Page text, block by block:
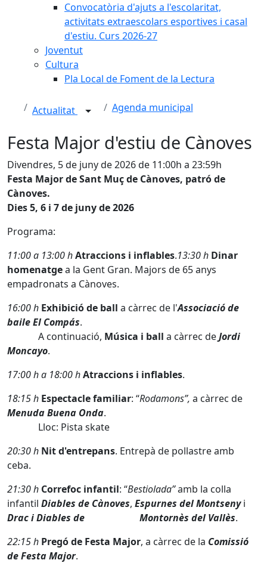
Convocatòria d'ajuts a l'escolaritat,
activitats extraescolars esportives i casal
d'estiu. Curs 2026-27
Joventut
Cultura
Pla Local de Foment de la Lectura
Actualitat Agenda municipal
Festa Major d'estiu de Cànoves
Divendres, 5 de juny de 2026 de 11:00h a 23:59h
Festa Major de Sant Muç de Cànoves, patró de
Cànoves.
Dies 5, 6 i 7 de juny de 2026
Programa:
11:00 a 13:00 hAtraccions i inflables.13:30 h Dinar
homenatgea la Gent Gran. Majors de 65 anys
empadronats a Cànoves.
16:00 h Exhibició de ball a càrrec de l'Associació de
baileEl Compás.
A continuació, Música i ball a càrrec deJordi
Moncayo.
17:00 h a 18:00 hAtraccions i inflables.
18:15 h Espectacle familiar: “Rodamons”, a càrrec de
Menuda Buena Onda.
Lloc: Pista skate
20:30 h Nit d'entrepans. Entrepà de pollastre amb
ceba.
21:30 h Correfoc infantil: “Bestiolada”amb la colla
infantil Diables de Cànoves, Espurnes del Montsenyi
Drac i Diables de Montornès del Vallès.
22:15 h Pregó de Festa Major, a càrrec de la Comissió
deFesta Major.